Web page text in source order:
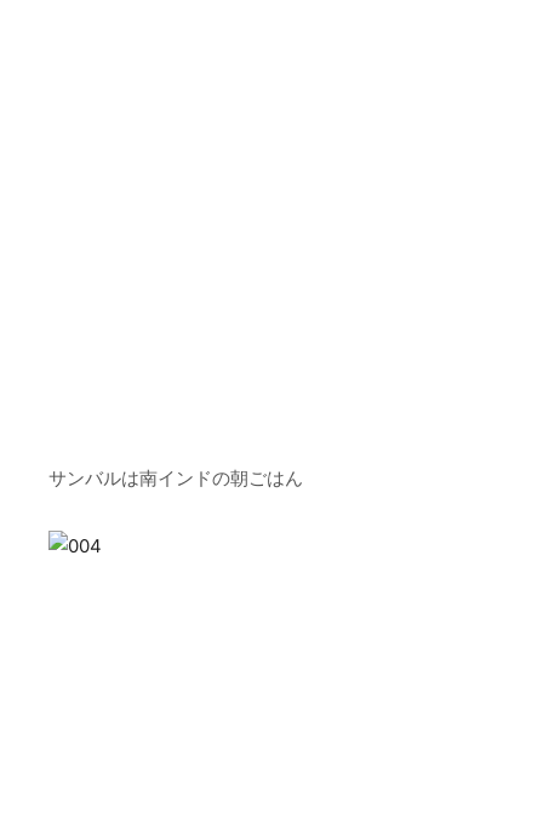
サンバルは南インドの朝ごはん